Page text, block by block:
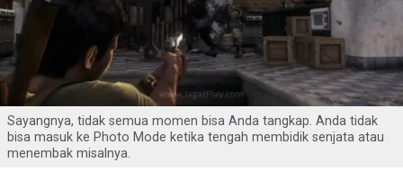
Sayangnya, tidak semua momen bisa Anda tangkap. Anda tidak
bisa masuk ke Photo Mode ketika tengah membidik senjata atau
menembak misalnya.